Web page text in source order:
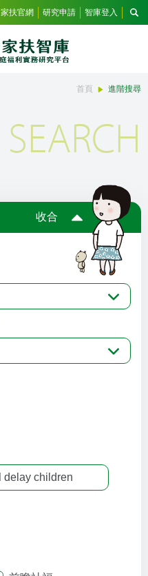
家扶官網 研究申請 智庫登入
首頁 進階搜尋
SEARCH
收合